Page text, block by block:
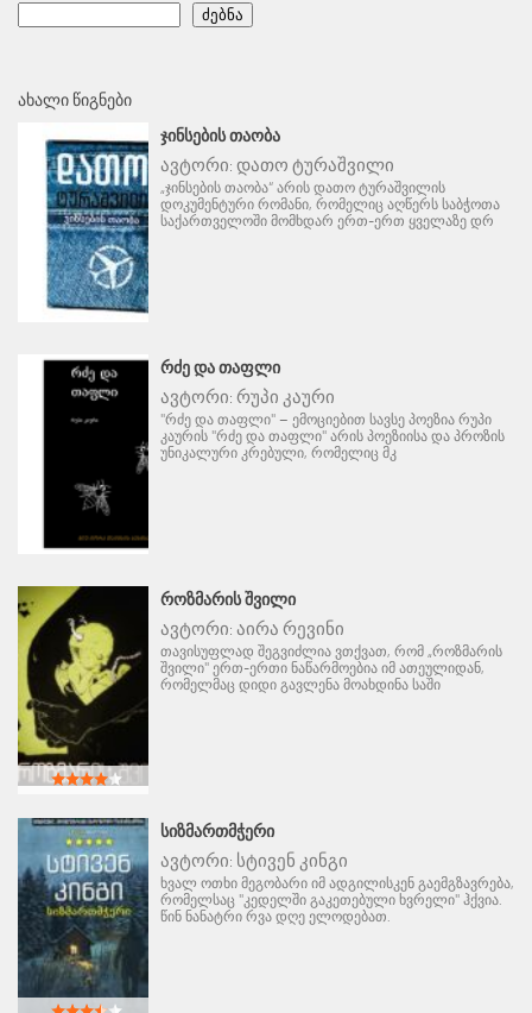
ძებნა
ᲐᲮᲐᲚᲘ ᲬᲘᲒᲜᲔᲑᲘ
ᲯᲘᲜᲡᲔᲑᲘᲡ ᲗᲐᲝᲑᲐ
ავტორი: დათო ტურაშვილი
„ჯინსების თაობა“ არის დათო ტურაშვილის
დოკუმენტური რომანი, რომელიც აღწერს საბჭოთა
საქართველოში მომხდარ ერთ-ერთ ყველაზე დრ
ᲠᲫᲔ ᲓᲐ ᲗᲐᲤᲚᲘ
ავტორი: რუპი კაური
"რძე და თაფლი" – ემოციებით სავსე პოეზია რუპი
კაურის "რძე და თაფლი" არის პოეზიისა და პროზის
უნიკალური კრებული, რომელიც მკ
ᲠᲝᲖᲛᲐᲠᲘᲡ ᲨᲕᲘᲚᲘ
ავტორი: აირა რევინი
თავისუფლად შეგვიძლია ვთქვათ, რომ „როზმარის
შვილი" ერთ-ერთი ნაწარმოებია იმ ათეულიდან,
რომელმაც დიდი გავლენა მოახდინა საში
ᲡᲘᲖᲛᲐᲠᲗᲛᲭᲔᲠᲘ
ავტორი: სტივენ კინგი
ხვალ ოთხი მეგობარი იმ ადგილისკენ გაემგზავრება,
რომელსაც "კედელში გაკეთებული ხვრელი" ჰქვია.
წინ ნანატრი რვა დღე ელოდებათ.